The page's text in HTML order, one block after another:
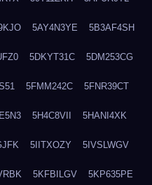
5AY4N3YE 5B3AF4SH
5DKYT31C 5DM253CG
5FMM242C 5FNR39CT
5H4C8VII 5HANI4XK
5IITXOZY 5IVSLWGV
5KFBILGV 5KP635PE